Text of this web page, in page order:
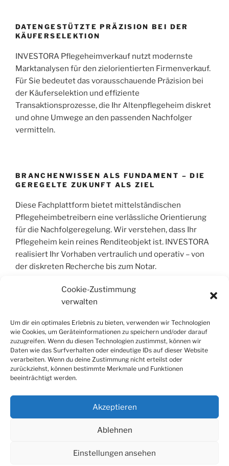
Cookie-Zustimmung
verwalten
Um dir ein optimales Erlebnis zu bieten, verwenden wir Technologien
wie Cookies, um Geräteinformationen zu speichern und/oder darauf
zuzugreifen. Wenn du diesen Technologien zustimmst, können wir
Daten wie das Surfverhalten oder eindeutige IDs auf dieser Website
verarbeiten. Wenn du deine Zustimmung nicht erteilst oder
zurückziehst, können bestimmte Merkmale und Funktionen
beeinträchtigt werden.
Akzeptieren
Ablehnen
Einstellungen ansehen
DATENGESTÜTZTE PRÄZISION BEI DER
KÄUFERSELEKTION
INVESTORA Pflegeheimverkauf nutzt modernste
Marktanalysen für den zielorientierten Firmenverkauf.
Für Sie bedeutet das vorausschauende Präzision bei
der Käuferselektion und effiziente
Transaktionsprozesse, die Ihr Altenpflegeheim diskret
und ohne Umwege an den passenden Nachfolger
vermitteln.
BRANCHENWISSEN ALS FUNDAMENT – DIE
GEREGELTE ZUKUNFT ALS ZIEL
Diese Fachplattform bietet mittelständischen
Pflegeheimbetreibern eine verlässliche Orientierung
für die Nachfolgeregelung. Wir verstehen, dass Ihr
Pflegeheim kein reines Renditeobjekt ist. INVESTORA
realisiert Ihr Vorhaben vertraulich und operativ – von
der diskreten Recherche bis zum Notar.
GMBH & CO. KG. ALLE RECHTE VORBEHALT
Alle Informationen wurden sorgfältig
zusammengestellt, jedoch wird jegliche Haftung für
Richtigkeit und Vollständigkeit ausgeschlossen. Die
Inhalte dienen der allgemeinen Information und stellen
keine individuelle Fachberatung.